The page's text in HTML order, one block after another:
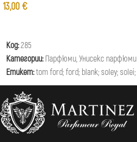
13,00 €
Код:285
Категории: Парфюми,Унисекс парфюми
Етикет:tom ford; ford; blank; soley; solei;